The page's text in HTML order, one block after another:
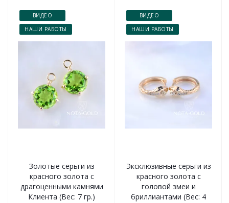
ВИДЕО
НАШИ РАБОТЫ
Золотые серьги из
красного золота с
драгоценными камнями
Клиента (Вес: 7 гр.)
ВИДЕО
НАШИ РАБОТЫ
Эксклюзивные серьги из
красного золота с
головой змеи и
бриллиантами (Вес: 4